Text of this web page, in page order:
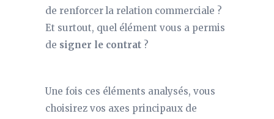
de renforcer la relation commerciale ?
Et surtout, quel élément vous a permis
de signer le contrat ?
Une fois ces éléments analysés, vous
choisirez vos axes principaux de